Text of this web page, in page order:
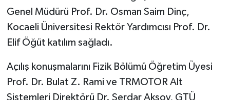
Genel Müdürü Prof. Dr. Osman Saim Dinç,
Kocaeli Üniversitesi Rektör Yardımcısı Prof. Dr.
Elif Öğüt katılım sağladı.
Açılış konuşmalarını Fizik Bölümü Öğretim Üyesi
Prof. Dr. Bulat Z. Rami ve TRMOTOR Alt
Sistemleri Direktörü Dr. Serdar Aksoy, GTÜ